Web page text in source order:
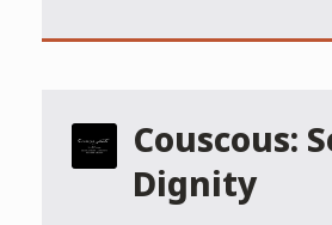
Couscous:
Dignity